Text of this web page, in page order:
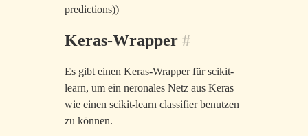
predictions))
Keras-Wrapper #
Es gibt einen Keras-Wrapper für scikit-
learn, um ein neronales Netz aus Keras
wie einen scikit-learn classifier benutzen
zu können.